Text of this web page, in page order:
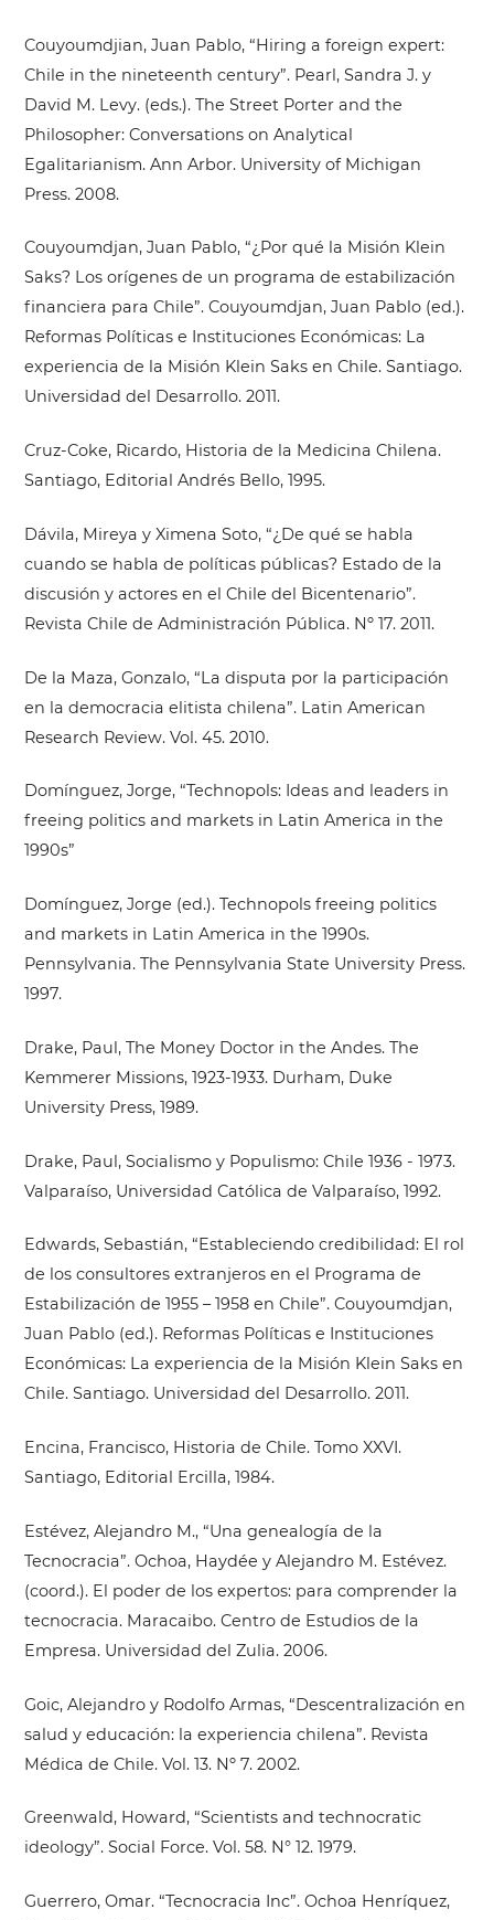
Couyoumdjian, Juan Pablo, “Hiring a foreign expert:
Chile in the nineteenth century”. Pearl, Sandra J. y
David M. Levy. (eds.). The Street Porter and the
Philosopher: Conversations on Analytical
Egalitarianism. Ann Arbor. University of Michigan
Press. 2008.
Couyoumdjan, Juan Pablo, “¿Por qué la Misión Klein
Saks? Los orígenes de un programa de estabilización
financiera para Chile”. Couyoumdjan, Juan Pablo (ed.).
Reformas Políticas e Instituciones Económicas: La
experiencia de la Misión Klein Saks en Chile. Santiago.
Universidad del Desarrollo. 2011.
Cruz-Coke, Ricardo, Historia de la Medicina Chilena.
Santiago, Editorial Andrés Bello, 1995.
Dávila, Mireya y Ximena Soto, “¿De qué se habla
cuando se habla de políticas públicas? Estado de la
discusión y actores en el Chile del Bicentenario”.
Revista Chile de Administración Pública. Nº 17. 2011.
De la Maza, Gonzalo, “La disputa por la participación
en la democracia elitista chilena”. Latin American
Research Review. Vol. 45. 2010.
Domínguez, Jorge, “Technopols: Ideas and leaders in
freeing politics and markets in Latin America in the
1990s”
Domínguez, Jorge (ed.). Technopols freeing politics
and markets in Latin America in the 1990s.
Pennsylvania. The Pennsylvania State University Press.
1997.
Drake, Paul, The Money Doctor in the Andes. The
Kemmerer Missions, 1923-1933. Durham, Duke
University Press, 1989.
Drake, Paul, Socialismo y Populismo: Chile 1936 - 1973.
Valparaíso, Universidad Católica de Valparaíso, 1992.
Edwards, Sebastián, “Estableciendo credibilidad: El rol
de los consultores extranjeros en el Programa de
Estabilización de 1955 – 1958 en Chile”. Couyoumdjan,
Juan Pablo (ed.). Reformas Políticas e Instituciones
Económicas: La experiencia de la Misión Klein Saks en
Chile. Santiago. Universidad del Desarrollo. 2011.
Encina, Francisco, Historia de Chile. Tomo XXVI.
Santiago, Editorial Ercilla, 1984.
Estévez, Alejandro M., “Una genealogía de la
Tecnocracia”. Ochoa, Haydée y Alejandro M. Estévez.
(coord.). El poder de los expertos: para comprender la
tecnocracia. Maracaibo. Centro de Estudios de la
Empresa. Universidad del Zulia. 2006.
Goic, Alejandro y Rodolfo Armas, “Descentralización en
salud y educación: la experiencia chilena”. Revista
Médica de Chile. Vol. 13. Nº 7. 2002.
Greenwald, Howard, “Scientists and technocratic
ideology”. Social Force. Vol. 58. N° 12. 1979.
Guerrero, Omar. “Tecnocracia Inc”. Ochoa Henríquez,